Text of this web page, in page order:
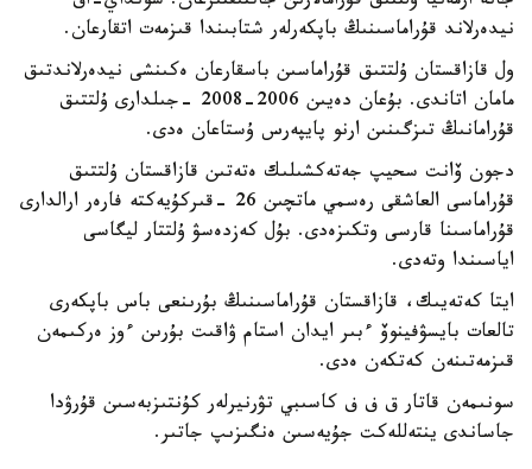
نيدەرلاند قۇراماسىنىڭ باپكەرلەر شتابىندا قىزمەت اتقارعان.
ول قازاقستان ۇلتتىق قۇراماسىن باسقارعان ەكىنشى نيدەرلاندتىق
مامان اتاندى. بۇعان دەيىن 2006-2008 -جىلدارى ۇلتتىق
قۇرامانىڭ تىزگىنىن ارنو پايپەرس ۇستاعان ەدى.
دجون ۆانت سحيپ جەتەكشىلىك ەتەتىن قازاقستان ۇلتتىق
قۇراماسى العاشقى رەسمي ماتچىن 26 -قىركۇيەكتە فارەر ارالدارى
قۇراماسىنا قارسى وتكىزەدى. بۇل كەزدەسۋ ۇلتتار ليگاسى
اياسىندا وتەدى.
ايتا كەتەيىك، قازاقستان قۇراماسىنىڭ بۇرىنعى باس باپكەرى
تالعات بايسۋفينوۆ ءبىر ايدان استام ۋاقىت بۇرىن ءوز ەركىمەن
قىزمەتىنەن كەتكەن ەدى.
سونىمەن قاتار ق ف ف كاسىبي تۋرنيرلەر كۇنتىزبەسىن قۇرۋدا
جاساندى ينتەللەكت جۇيەسىن ەنگىزىپ جاتىر.